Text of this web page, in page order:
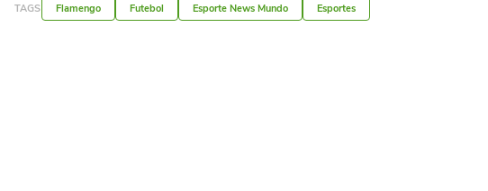
TAGS Flamengo Futebol Esporte News Mundo Esportes